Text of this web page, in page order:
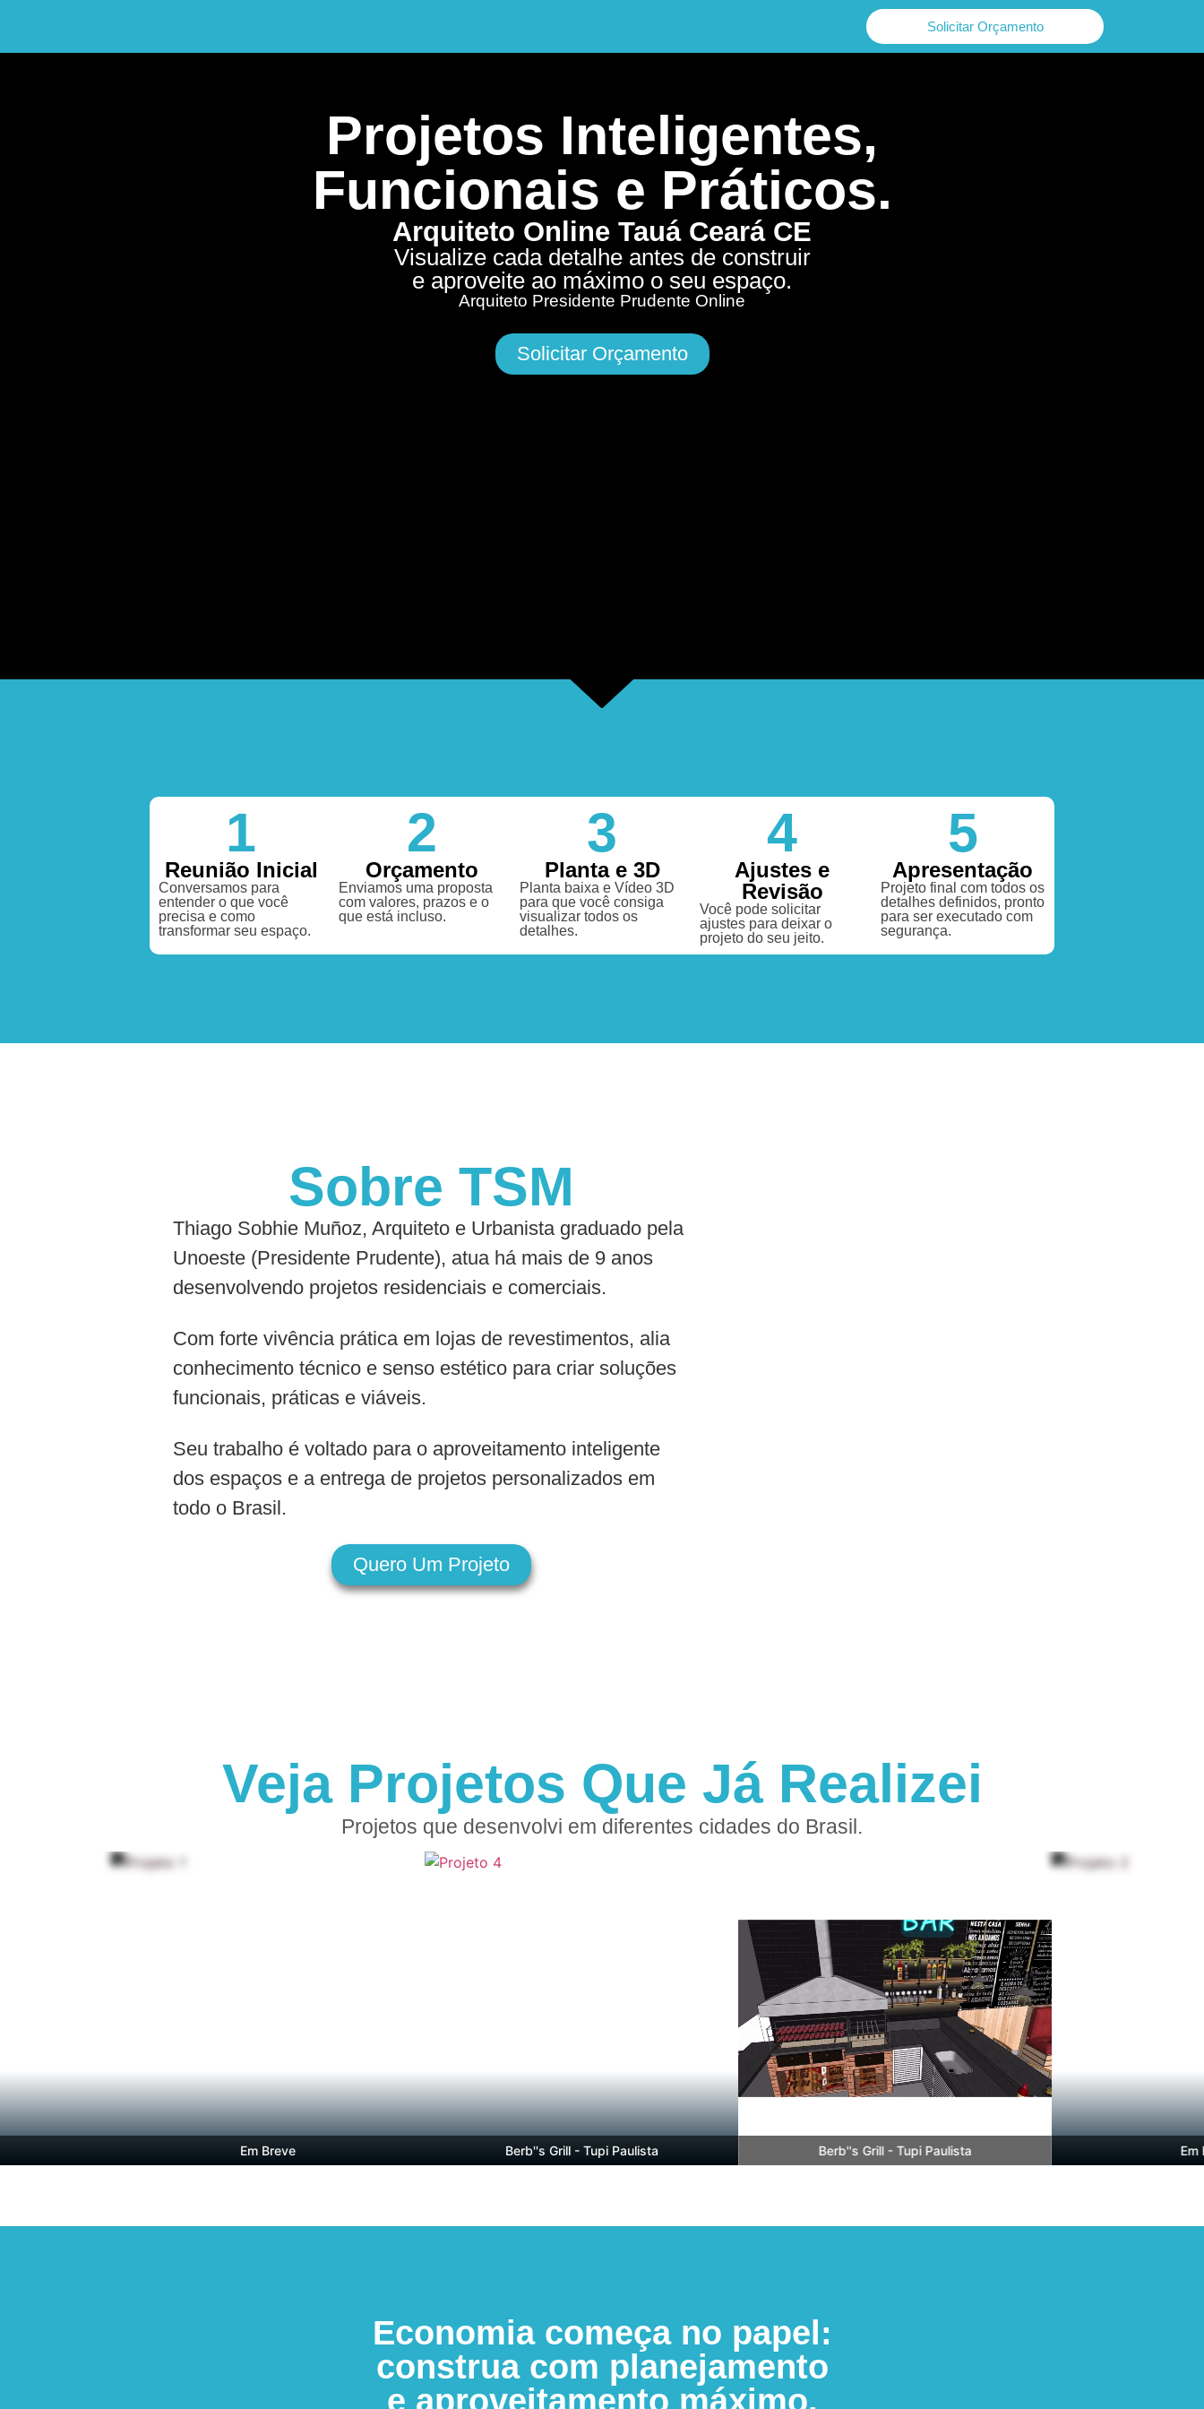
Solicitar Orçamento
Projetos Inteligentes,
Funcionais e Práticos.
Arquiteto Online Tauá Ceará CE
Visualize cada detalhe antes de construir
e aproveite ao máximo o seu espaço.
Arquiteto Presidente Prudente Online
Solicitar Orçamento
1
Reunião Inicial
Conversamos para
entender o que você
precisa e como
transformar seu espaço.
2
Orçamento
Enviamos uma proposta
com valores, prazos e o
que está incluso.
3
Planta e 3D
Planta baixa e Vídeo 3D
para que você consiga
visualizar todos os
detalhes.
4
Ajustes e
Revisão
Você pode solicitar
ajustes para deixar o
projeto do seu jeito.
5
Apresentação
Projeto final com todos os
detalhes definidos, pronto
para ser executado com
segurança.
Sobre TSM
Thiago Sobhie Muñoz, Arquiteto e Urbanista graduado pela
Unoeste (Presidente Prudente), atua há mais de 9 anos
desenvolvendo projetos residenciais e comerciais.
Com forte vivência prática em lojas de revestimentos, alia
conhecimento técnico e senso estético para criar soluções
funcionais, práticas e viáveis.
Seu trabalho é voltado para o aproveitamento inteligente
dos espaços e a entrega de projetos personalizados em
todo o Brasil.
Quero Um Projeto
Veja Projetos Que Já Realizei
Projetos que desenvolvi em diferentes cidades do Brasil.
Em Breve Berb''s Grill - Tupi Paulista Berb''s Grill - Tupi Paulista Em
Economia começa no papel:
construa com planejamento
e aproveitamento máximo.